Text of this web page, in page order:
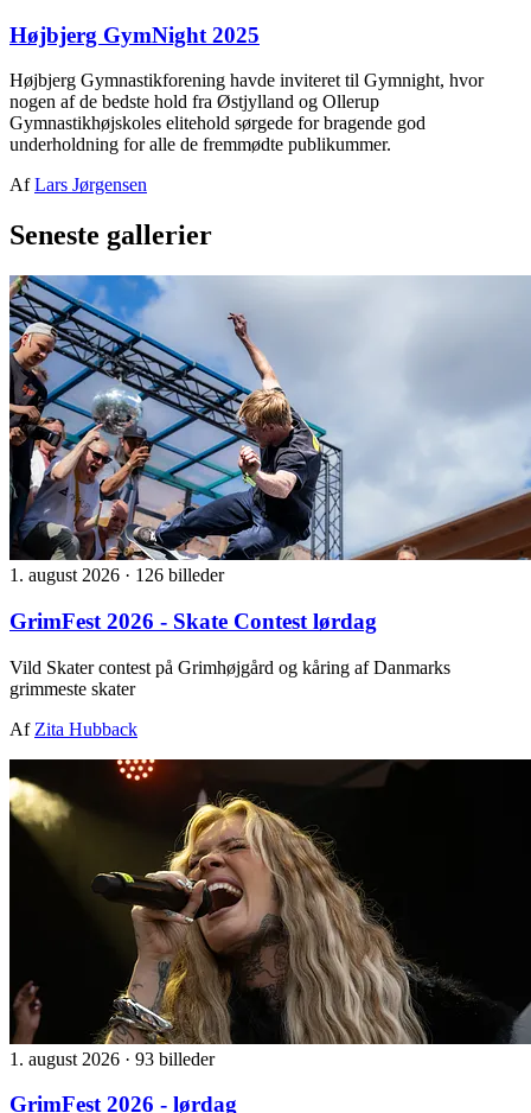
Højbjerg GymNight 2025
Højbjerg Gymnastikforening havde inviteret til Gymnight, hvor
nogen af de bedste hold fra Østjylland og Ollerup
Gymnastikhøjskoles elitehold sørgede for bragende god
underholdning for alle de fremmødte publikummer.
AfLars Jørgensen
Seneste gallerier
1. august 2026 · 126 billeder
GrimFest 2026 - Skate Contest lørdag
Vild Skater contest på Grimhøjgård og kåring af Danmarks
grimmeste skater
Af Zita Hubback
1. august 2026 · 93 billeder
GrimFest 2026 - lørdag